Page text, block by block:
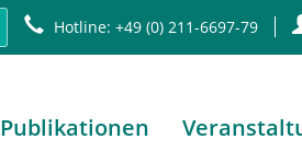
Hotline: +49 (0) 211-6697-79
Publikationen